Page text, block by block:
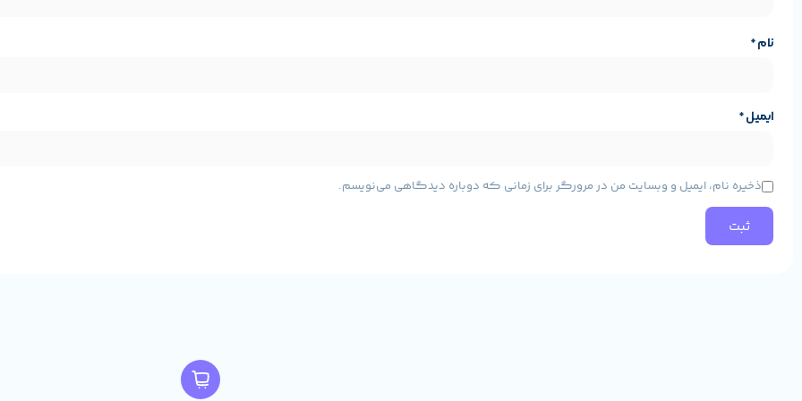
وضعیت و سایز دقیق مانیتور مورد نظر اطمینان حاصل کنید.
نام*
ایمیل*
ذخیره نام، ایمیل و وبسایت من در مرورگر برای زمانی که دوباره دیدگاهی می‌نویسم.